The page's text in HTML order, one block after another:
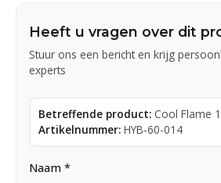
Heeft u vragen over dit
Stuur ons een bericht en krijg
experts
Betreffende product: Cool Flame
Artikelnummer: HYB-60-014
Naam *